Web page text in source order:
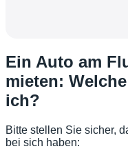
Ein Auto am
mieten:
ich?
Bitte stellen Sie sicher,
bei sich haben: